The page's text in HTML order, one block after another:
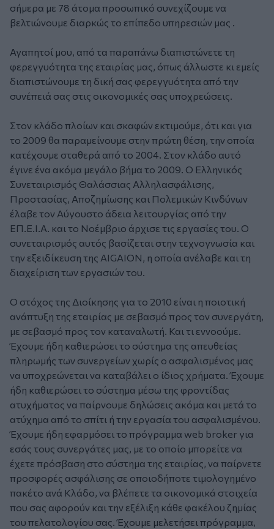
σήμερα με 78 άτομα προσωπικό συνεχίζουμε να
βελτιώνουμε διαρκώς το επίπεδο υπηρεσιών μας .
Αγαπητοί μου, από τα παραπάνω διαπιστώνετε τη
φερεγγυότητα της εταιρίας μας, όπως άλλωστε κι εμείς
διαπιστώνουμε τη δική σας φερεγγυότητα από την
συνέπειά σας στις οικονομικές σας υποχρεώσεις.
Στον κλάδο πλοίων και σκαφών εκτιμούμε, ότι και για
το 2009 θα παραμείνουμε στην πρώτη θέση, την οποία
κατέχουμε σταθερά από το 2004. Στον κλάδο αυτό
έγινε ένα ακόμα μεγάλο βήμα το 2009. Ο Ελληνικός
Συνεταιρισμός Θαλάσσιας Αλληλασφάλισης,
Προστασίας, Αποζημίωσης και Πολεμικών Κινδύνων
έλαβε τον Αύγουστο άδεια λειτουργίας από την
ΕΠ.Ε.Ι.Α. και το Νοέμβριο άρχισε τις εργασίες του. Ο
συνεταιρισμός αυτός βασίζεται στην τεχνογνωσία και
την εξειδίκευση της AIGAION, η οποία ανέλαβε και τη
διαχείριση των εργασιών του.
O στόχος της Διοίκησης για το 2010 είναι η ποιοτική
ανάπτυξη της εταιρίας με σεβασμό προς τον συνεργάτη,
με σεβασμό προς τον καταναλωτή. Και τι εννοούμε.
Έχουμε ήδη καθιερώσει το σύστημα της απευθείας
πληρωμής των συνεργείων χωρίς ο ασφαλισμένος μας
να υποχρεώνεται να καταβάλει ο ίδιος χρήματα. Έχουμε
ήδη καθιερώσει το σύστημα μέσω της φροντίδας
ατυχήματος να παίρνουμε δηλώσεις ακόμα και μετά το
ατύχημα από το σπίτι ή την εργασία του ασφαλισμένου.
Έχουμε ήδη εφαρμόσει το πρόγραμμα web broker για
εσάς τους συνεργάτες μας, με το οποίο μπορείτε να
έχετε πρόσβαση στο σύστημα της εταιρίας, να παίρνετε
προσφορές ασφάλισης σε οποιοδήποτε τιμολογημένο
πακέτο ανά Κλάδο, να βλέπετε τα οικονομικά στοιχεία
που σας αφορούν και την εξέλιξη κάθε φακέλου ζημίας
του πελατολογίου σας. Έχουμε μελετήσει πρόγραμμα,